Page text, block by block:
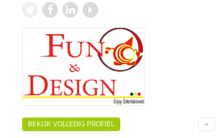
BEKIJK VOLLEDIG PROFIEL